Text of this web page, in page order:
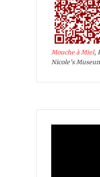
Mouche à Miel,
Nicole's